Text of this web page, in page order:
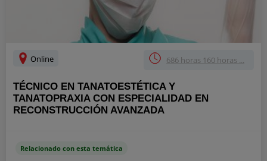
Online 686 horas 160 horas ...
TÉCNICO EN TANATOESTÉTICA Y
TANATOPRAXIA CON ESPECIALIDAD EN
RECONSTRUCCIÓN AVANZADA
Relacionado con esta temática